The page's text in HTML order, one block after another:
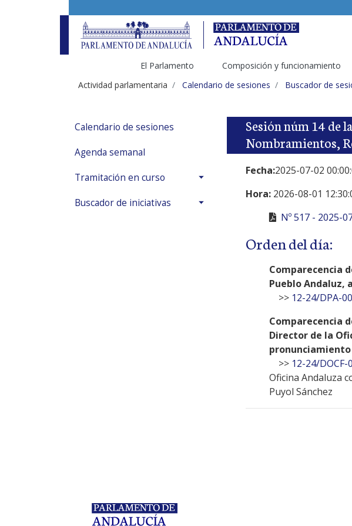
El Parlamento Composición y funcionamiento
Actividad parlamentaria
Calendario de sesiones Buscador de
Calendario de sesiones
Agenda semanal
Tramitación en curso
Buscador de iniciativas
Sesión núm 14 de
Nombramientos,
Fecha:2025-07-02
Hora: 2026-08-01
Nº 517 - 2025-
Orden del día:
Comparecencia
Pueblo Andaluz,
>> 12-24/DPA-
Comparecencia
Director de la
pronunciamiento
>> 12-24/DOCF-
Oficina Andaluza
Puyol Sánchez